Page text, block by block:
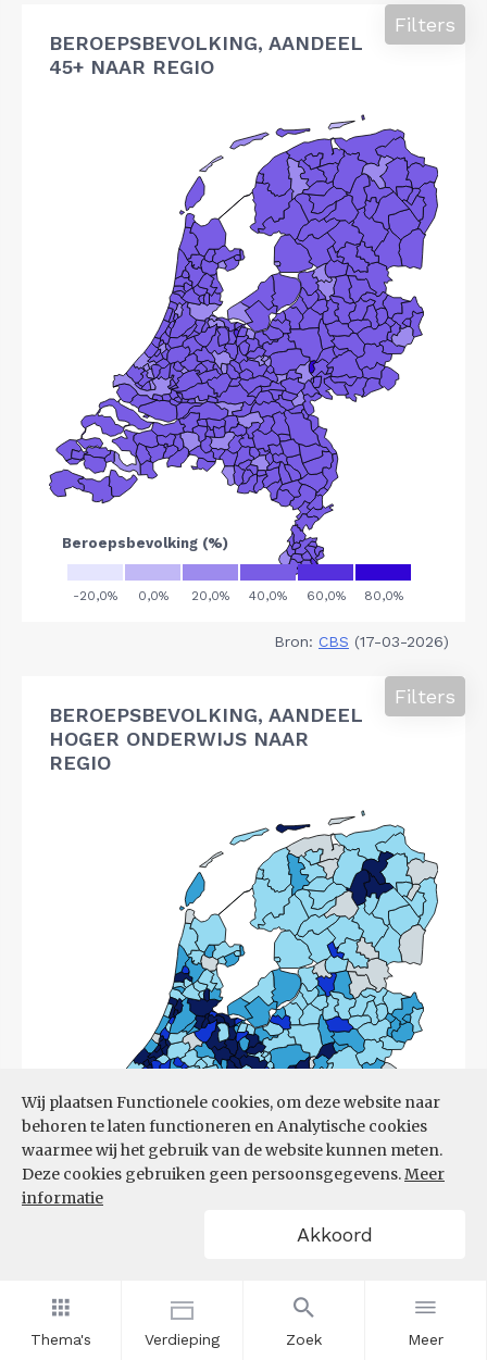
Thema's Verdieping Zoek Meer
Wij plaatsen Functionele cookies, om deze website naar
behoren te laten functioneren en Analytische cookies
waarmee wij het gebruik van de website kunnen meten.
Deze cookies gebruiken geen persoonsgegevens.Meer
informatie
Akkoord
BEROEPSBEVOLKING, AANDEEL
45+ NAAR REGIO
Filters
Bron: CBS (17-03-2026)
BEROEPSBEVOLKING, AANDEEL
HOGER ONDERWIJS NAAR
REGIO
Filters
Bron:CBS (17-03-2026)